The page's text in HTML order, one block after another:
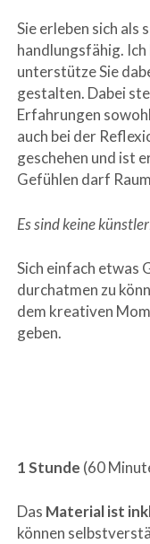
Sie erleben sich
handlungsfähig.
unterstütze Sie
gestalten. Dabei
Erfahrungen
auch bei der
geschehen und ist
Gefühlen darf
Es sind keine
Sich einfach etwas
durchatmen zu
dem kreativen
geben.
1 Stunde (60
Das Material ist
können